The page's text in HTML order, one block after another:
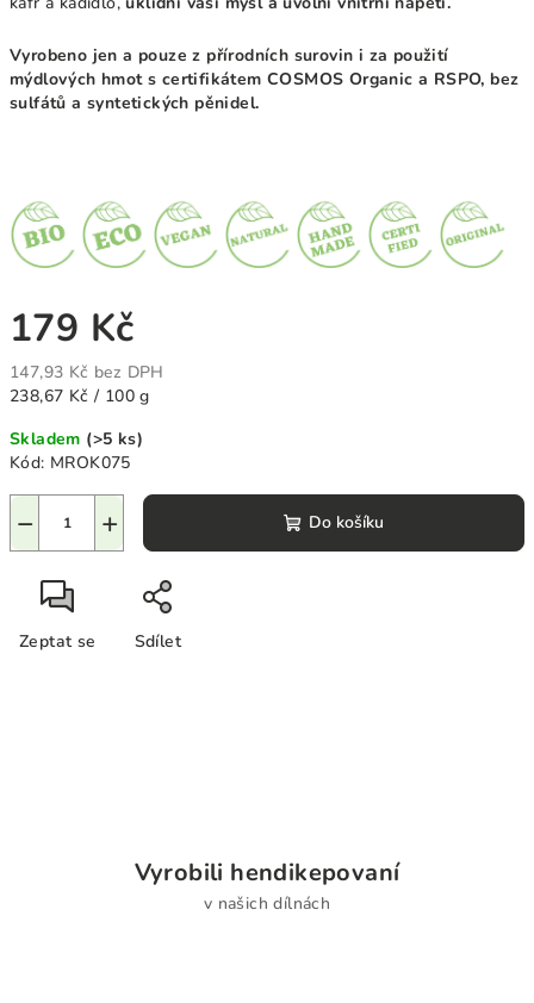
Vyrobeno jen a pouze z přírodních surovin i za použití
mýdlových hmot s certifikátem COSMOS Organic a RSPO, bez
sulfátů a syntetických pěnidel.
179 Kč
147,93 Kč bez DPH
Měrná
238,67 Kč / 100 g
Skladem (>5 ks)
Kód: MROK075
+
− Do košíku
Zeptat se Sdílet
Vyrobili hendikepovaní
v našich dílnách